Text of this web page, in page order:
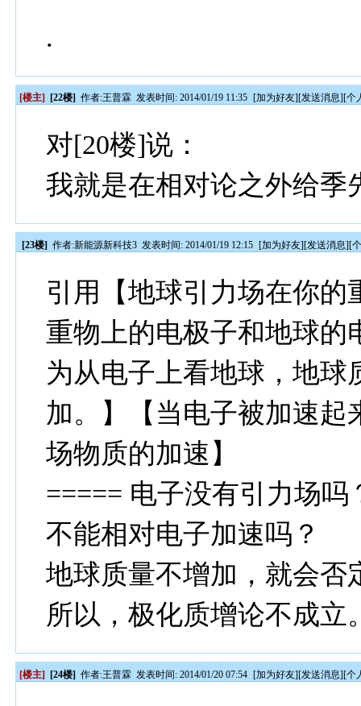
.
[楼主] [22楼] 作者:王普霖 发表时间: 2014/01/19 11:35 [加为好友][发送消息][个
对[20楼]说：
我就是在相对论之外给季
[23楼] 作者:新能源新科技3 发表时间: 2014/01/19 12:15 [加为好友][发送消息][
引用【地球引力场在你的
重物上的电极子和地球
为从电子上看地球，地球
加。】【当电子被加速起
场物质的加速】
===== 电子没有引力场
不能相对电子加速吗？
地球质量不增加，就会否
所以，极化质增论不成立
[楼主] [24楼] 作者:王普霖 发表时间: 2014/01/20 07:54 [加为好友][发送消息][个